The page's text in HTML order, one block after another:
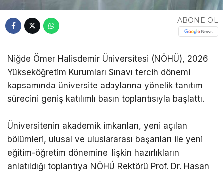
ABONE OL
Niğde Ömer Halisdemir Üniversitesi (NÖHÜ), 2026
Yükseköğretim Kurumları Sınavı tercih dönemi
kapsamında üniversite adaylarına yönelik tanıtım
sürecini geniş katılımlı basın toplantısıyla başlattı.
Üniversitenin akademik imkanları, yeni açılan
bölümleri, ulusal ve uluslararası başarıları ile yeni
eğitim-öğretim dönemine ilişkin hazırlıkların
anlatıldığı toplantıya NÖHÜ Rektörü Prof. Dr. Hasan